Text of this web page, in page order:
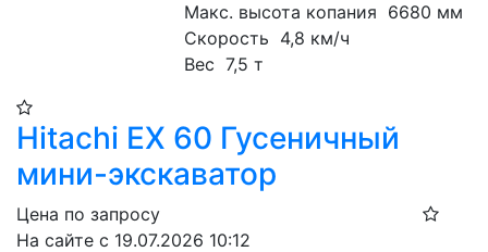
Макс. высота копания  6680 мм
Скорость  4,8 км/ч
Вес  7,5 т
Hitachi EX 60 Гусеничный
мини-экскаватор
Цена по запросу
На сайте с 19.07.2026 10:12